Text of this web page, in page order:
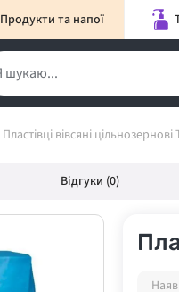
Продукти та напої
Пластівці вівсяні
Відгуки (0)